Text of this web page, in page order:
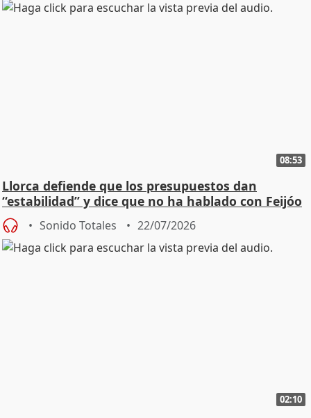
08:53
Llorca defiende que los presupuestos dan
“estabilidad” y dice que no ha hablado con Feijóo
Sonido Totales 22/07/2026
02:10